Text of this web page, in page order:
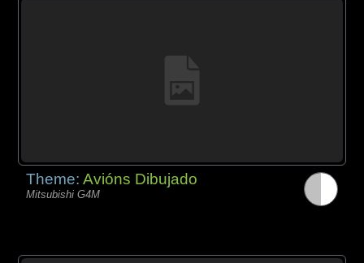
Theme:Avións Dibujado
Mitsubishi G4M